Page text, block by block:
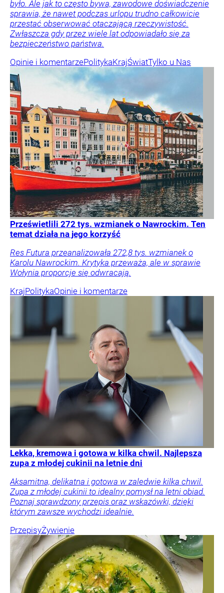
było. Ale jak to często bywa, zawodowe doświadczenie
sprawia, że nawet podczas urlopu trudno całkowicie
przestać obserwować otaczającą rzeczywistość.
Zwłaszcza gdy przez wiele lat odpowiadało się za
bezpieczeństwo państwa.
Opinie i komentarzePolitykaKrajŚwiatTylko u Nas
Prześwietlili 272 tys. wzmianek o Nawrockim. Ten
temat działa na jego korzyść
Res Futura przeanalizowała 272,8 tys. wzmianek o
Karolu Nawrockim. Krytyka przeważa, ale w sprawie
Wołynia proporcje się odwracają.
KrajPolitykaOpinie i komentarze
Lekka, kremowa i gotowa w kilka chwil. Najlepsza
zupa z młodej cukinii na letnie dni
Aksamitna, delikatna i gotowa w zaledwie kilka chwil.
Zupa z młodej cukinii to idealny pomysł na letni obiad.
Poznaj sprawdzony przepis oraz wskazówki, dzięki
którym zawsze wychodzi idealnie.
PrzepisyŻywienie